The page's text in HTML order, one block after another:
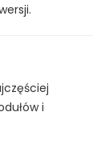
i